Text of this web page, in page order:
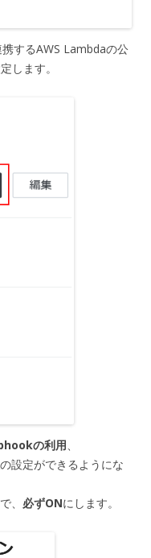
携するAWS Lambdaの公
します。
の利用、
の設定ができるようにな
、 必ずONにします。